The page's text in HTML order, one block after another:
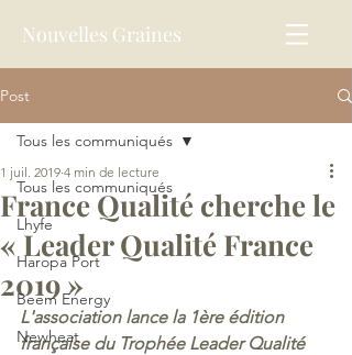
Nouvelles Graines
Post
Tous les communiqués
Lhyfe
Haropa Port
Beem Energy
Newheat
Tous les communiqués
France Qualité cherche le
« Leader Qualité France
2019 »
1 juil. 2019 4 min de lecture
L'association lance la 1ère édition
française du Trophée Leader Qualité